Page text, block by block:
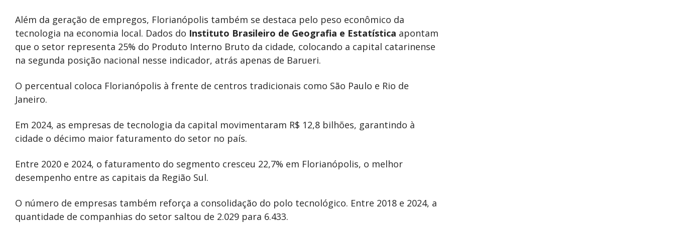
Além da geração de empregos, Florianópolis também se destaca pelo peso econômico da
tecnologia na economia local. Dados do Instituto Brasileiro de Geografia e Estatística apontam
que o setor representa 25% do Produto Interno Bruto da cidade, colocando a capital catarinense
na segunda posição nacional nesse indicador, atrás apenas de Barueri.
O percentual coloca Florianópolis à frente de centros tradicionais como São Paulo e Rio de
Janeiro.
Em 2024, as empresas de tecnologia da capital movimentaram R$ 12,8 bilhões, garantindo à
cidade o décimo maior faturamento do setor no país.
Entre 2020 e 2024, o faturamento do segmento cresceu 22,7% em Florianópolis, o melhor
desempenho entre as capitais da Região Sul.
O número de empresas também reforça a consolidação do polo tecnológico. Entre 2018 e 2024, a
quantidade de companhias do setor saltou de 2.029 para 6.433.